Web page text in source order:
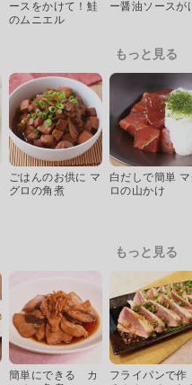
ースをかけて！鮭
のムニエル
ー醤油ソースが
もっと見る
ごはんのお供に マ
グロの角煮
白だしで簡単
ロの山かけ
もっと見る
簡単にできる カ
フライパンで作